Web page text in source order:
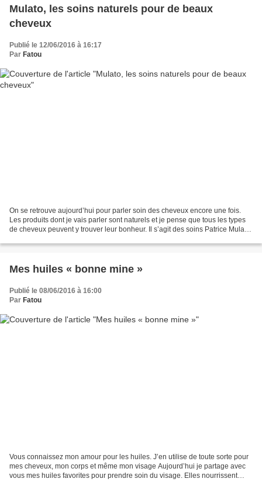
Mulato, les soins naturels pour de beaux
cheveux
Publié le 12/06/2016 à 16:17
Par Fatou
On se retrouve aujourd’hui pour parler soin des cheveux encore une fois.
Les produits dont je vais parler sont naturels et je pense que tous les types
de cheveux peuvent y trouver leur bonheur. Il s’agit des soins Patrice Mulato
Mes huiles « bonne mine »
Publié le 08/06/2016 à 16:00
Par Fatou
Vous connaissez mon amour pour les huiles. J’en utilise de toute sorte pour
mes cheveux, mon corps et même mon visage Aujourd’hui je partage avec
vous mes huiles favorites pour prendre soin du visage. Elles nourrissent